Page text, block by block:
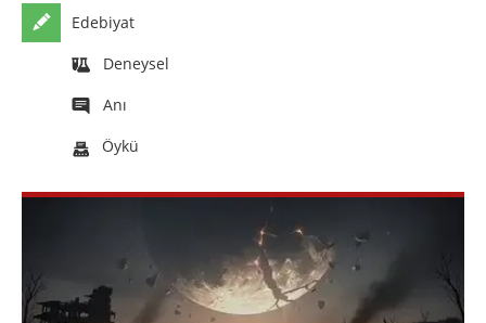
Edebiyat
Deneysel
Anı
Öykü